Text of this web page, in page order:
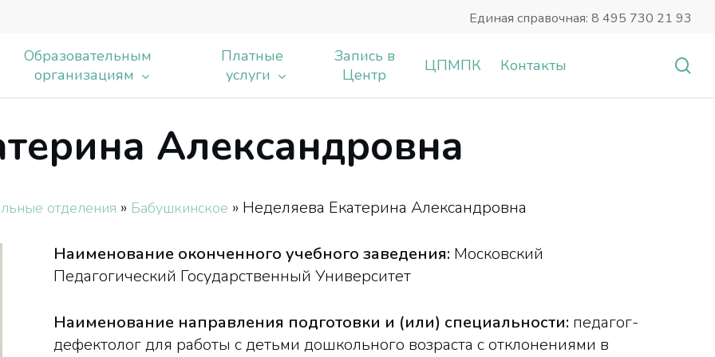
Единая справочная: 8 495 730 21 93
Образовательным
организациям
Платные
услуги
Запись в
Центр
ЦПМПК Контакты
Александровна
отделения » Бабушкинское » Неделяева Екатерина Александровна
Наименование оконченного учебного заведения: Московский
Педагогический Государственный Университет
Наименование направления подготовки и (или) специальности: педагог-
дефектолог для работы с детьми дошкольного возраста с отклонениями в